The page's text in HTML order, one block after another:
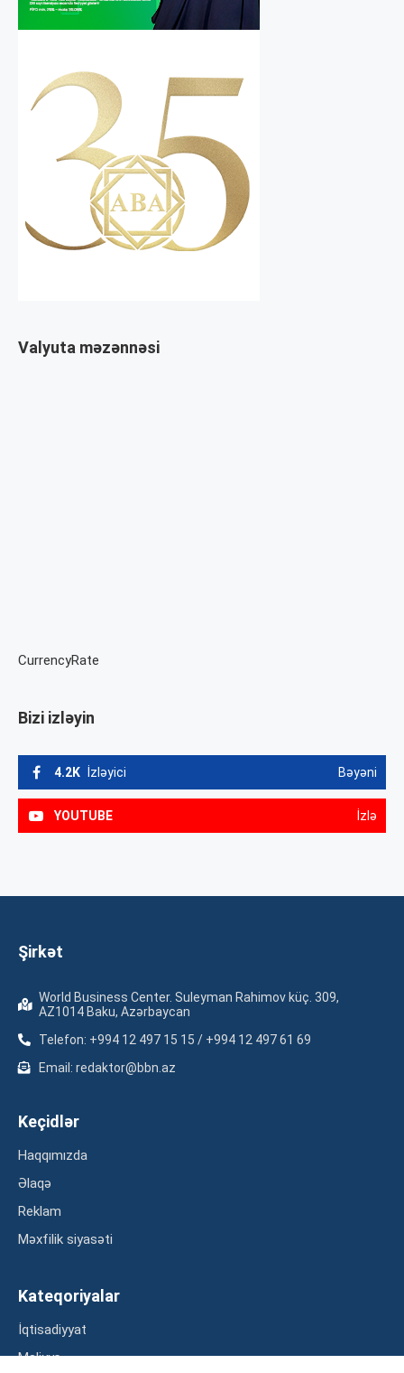
Valyuta məzənnəsi
CurrencyRate
Bizi izləyin
4.2K İzləyici Bəyəni
YOUTUBE İzlə
Şirkət
World Business Center. Suleyman Rahimov küç. 309,
AZ1014 Baku, Azərbaycan
Telefon: +994 12 497 15 15 / +994 12 497 61 69
Email: redaktor@bbn.az
Keçidlər
Haqqımızda
Əlaqə
Reklam
Məxfilik siyasəti
Kateqoriyalar
İqtisadiyyat
Maliyyə